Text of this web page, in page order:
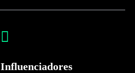
Influenciadores